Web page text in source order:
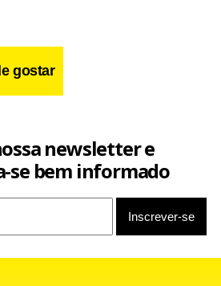
gostar
newsletter e
se bem informado